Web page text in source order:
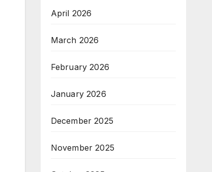
April 2026
March 2026
February 2026
January 2026
December 2025
November 2025